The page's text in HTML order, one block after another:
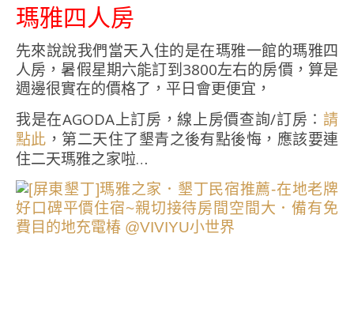
瑪雅四人房
先來說說我們當天入住的是在瑪雅一館的瑪雅四
人房，暑假星期六能訂到3800左右的房價，算是
週邊很實在的價格了，平日會更便宜，
我是在AGODA上訂房，線上房價查詢/訂房∶ 請
點此 ，第二天住了墾青之後有點後悔，應該要連
住二天瑪雅之家啦…